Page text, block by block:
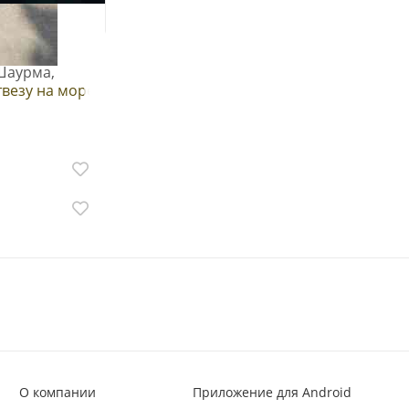
на море
О компании Приложение для Android